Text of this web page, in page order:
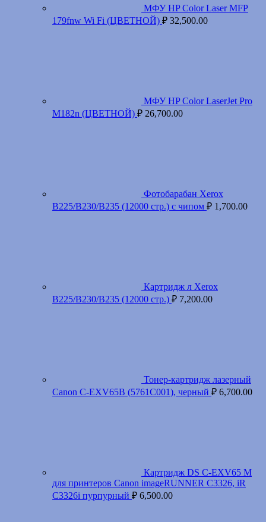
МФУ HP Color Laser MFP
179fnw Wi Fi (ЦВЕТНОЙ) ₽ 32,500.00
МФУ HP Color LaserJet Pro
M182n (ЦВЕТНОЙ) ₽ 26,700.00
Фотобарабан Xerox
B225/B230/B235 (12000 стр.) с чипом ₽ 1,700.00
Картридж л Xerox
B225/B230/B235 (12000 стр.) ₽ 7,200.00
Тонер-картридж лазерный
Canon C-EXV65B (5761C001), черный ₽ 6,700.00
Картридж DS C-EXV65 M
для принтеров Canon imageRUNNER C3326, iR
C3326i пурпурный ₽ 6,500.00